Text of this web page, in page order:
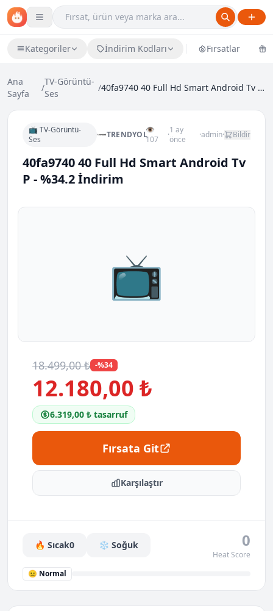
Kategoriler İndirim Kodları Fırsatlar
Ana
Sayfa
/
TV-Görüntü-
Ses
/ 40fa9740 40 Full Hd Smart Android Tv P - %34.2 İnd...
📺 TV-Görüntü-
Ses
TRENDYOL👁
107
·1 ay
önce
·admin· Bildir
40fa9740 40 Full Hd Smart Android Tv
P - %34.2 İndirim
📺
18.499,00 ₺ -%34
12.180,00 ₺
6.319,00 ₺ tasarruf
Fırsata Git
Karşılaştır
🔥 Sıcak0 ❄️ Soğuk 0
Heat Score
😐 Normal